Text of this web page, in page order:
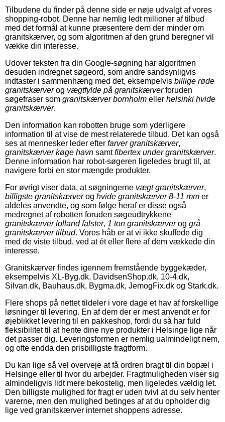
Tilbudene du finder på denne side er nøje udvalgt af vores
shopping-robot. Denne har nemlig ledt millioner af tilbud
med det formål at kunne præsentere dem der minder om
granitskærver, og som algoritmen af den grund beregner vil
vække din interesse.
Udover teksten fra din Google-søgning har algoritmen
desuden indregnet søgeord, som andre sandsynligvis
indtaster i sammenhæng med det, eksempelvis billige røde
granitskærverog vægtfylde på granitskærverforuden
søgefraser som granitskærver bornholm eller helsinki hvide
granitskærver.
Den information kan robotten bruge som yderligere
information til at vise de mest relaterede tilbud. Det kan også
ses at mennesker leder efter farver granitskærver,
granitskærver køge havn samtfibertex under granitskærver.
Denne information har robot-søgeren ligeledes brugt til, at
navigere forbi en stor mængde produkter.
For øvrigt viser data, at søgningerne vægt granitskærver,
billigste granitskærverog hvide granitskærver 8-11 mm er
aldeles anvendte, og som følge heraf er disse også
medregnet af robotten foruden søgeudtrykkene
granitskærver lolland falster, 1 ton granitskærverog grå
granitskærver tilbud. Vores håb er at vi ikke skuffede dig
med de viste tilbud, ved at ét eller flere af dem vækkede din
interesse.
Granitskærver findes igennem fremstående byggekæder,
eksempelvis XL-Byg.dk, DavidsenShop.dk, 10-4.dk,
Silvan.dk, Bauhaus.dk, Bygma.dk, JemogFix.dk og Stark.dk.
Flere shops på nettet tildeler i vore dage et hav af forskellige
løsninger til levering. En af dem der er mest anvendt er for
øjeblikket levering til en pakkeshop, fordi du så har fuld
fleksibilitet til at hente dine nye produkter i Helsinge lige når
det passer dig. Leveringsformen er nemlig ualmindeligt nem,
og ofte endda den prisbilligste fragtform.
Du kan lige så vel overveje at få ordren bragt til din bopæl i
Helsinge eller til hvor du arbejder. Fragtmuligheden viser sig
almindeligvis lidt mere bekostelig, men ligeledes vældig let.
Den billigste mulighed for fragt er uden tvivl at du selv henter
varerne, men den mulighed betinges af at du opholder dig
lige ved granitskærver internet shoppens adresse.